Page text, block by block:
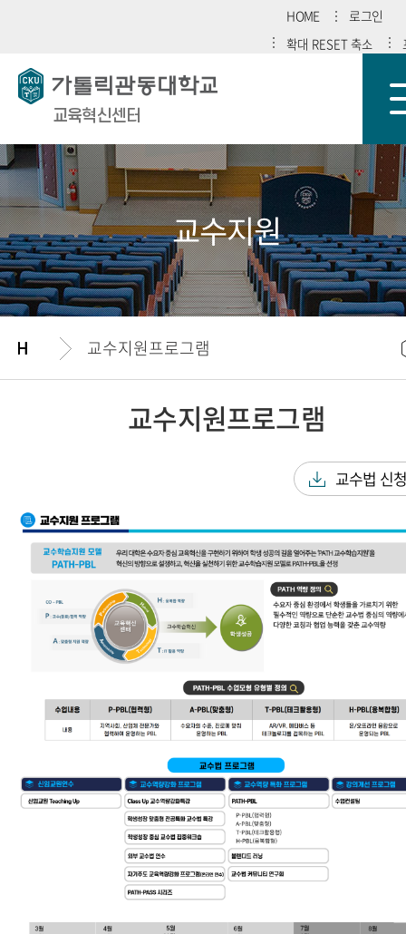
HOME 로그인
확대 RESET축소
교육혁신센터
교수지원
교수지원프로그램
교수지원프로그램
교수법 신청